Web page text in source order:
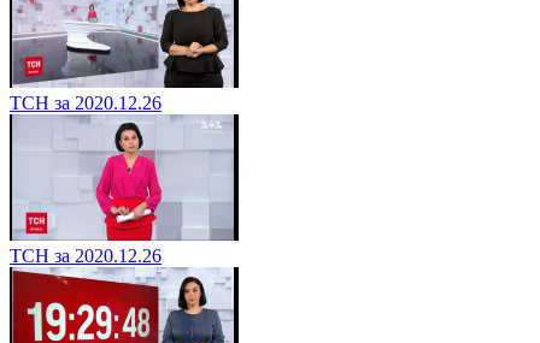
ТСН за 2020.12.26
ТСН за 2020.12.26